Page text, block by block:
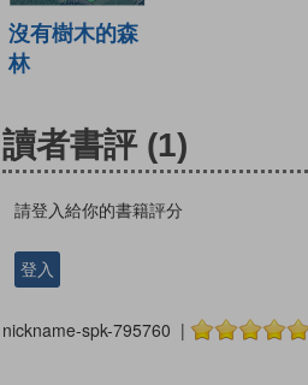
沒有樹木的森
林
讀者書評 (1)
請登入給你的書籍評分
登入
nickname-spk-795760 |